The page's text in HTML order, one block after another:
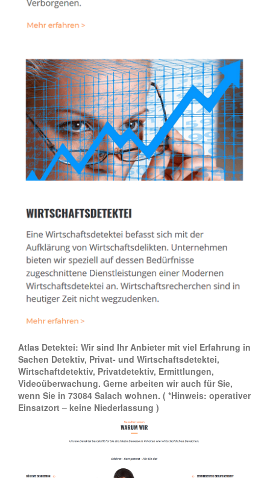
Atlas Detektei: Wir sind Ihr Anbieter mit viel Erfahrung in
Sachen Detektiv, Privat- und Wirtschaftsdetektei,
Wirtschaftdetektiv, Privatdetektiv, Ermittlungen,
Videoüberwachung. Gerne arbeiten wir auch für Sie,
wenn Sie in 73084 Salach wohnen. ( *Hinweis: operativer
Einsatzort – keine Niederlassung )